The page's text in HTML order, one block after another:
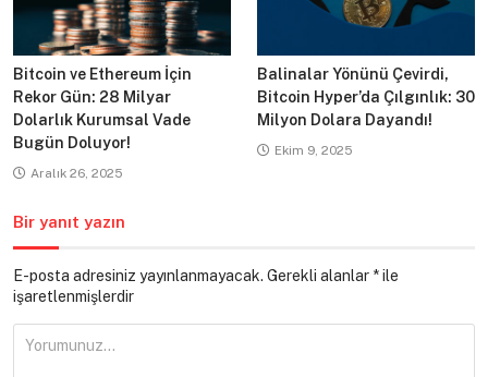
Bitcoin ve Ethereum İçin
Rekor Gün: 28 Milyar
Dolarlık Kurumsal Vade
Bugün Doluyor!
Aralık 26, 2025
Balinalar Yönünü Çevirdi,
Bitcoin Hyper’da Çılgınlık: 30
Milyon Dolara Dayandı!
Ekim 9, 2025
Bir yanıt yazın
E-posta adresiniz yayınlanmayacak. Gerekli alanlar *ile
işaretlenmişlerdir